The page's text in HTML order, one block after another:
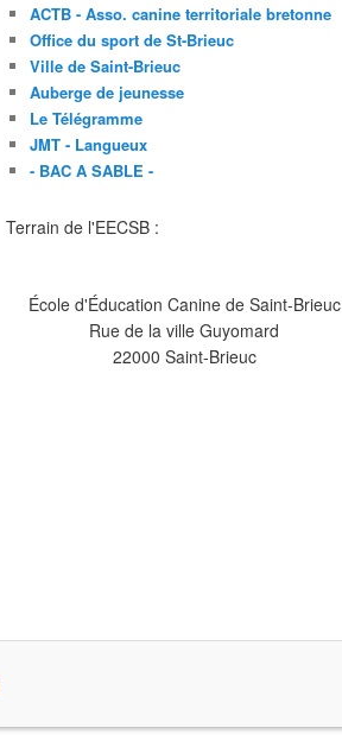
ACTB - Asso. canine territoriale bretonne
Office du sport de St-Brieuc
Ville de Saint-Brieuc
Auberge de jeunesse
Le Télégramme
JMT - Langueux
- BAC A SABLE -
Terrain de l'EECSB :
École d'Éducation Canine de Saint-Brieuc
Rue de la ville Guyomard
22000 Saint-Brieuc